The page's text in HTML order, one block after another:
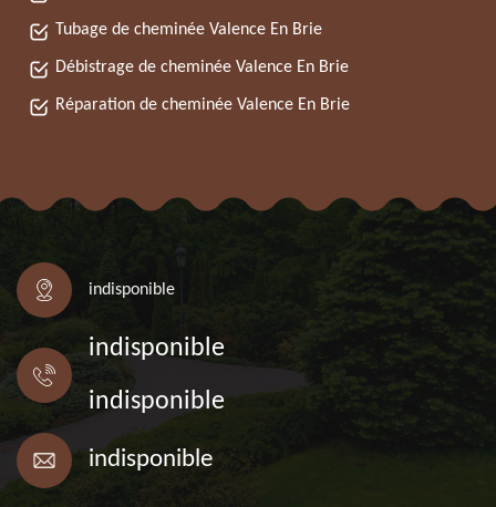
Tubage de cheminée Valence En Brie
Débistrage de cheminée Valence En Brie
Réparation de cheminée Valence En Brie
indisponible
indisponible
indisponible
indisponible